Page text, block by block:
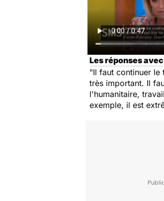
Les réponses
"Il faut continuer le
très important. Il
l'humanitaire,
exemple, il est